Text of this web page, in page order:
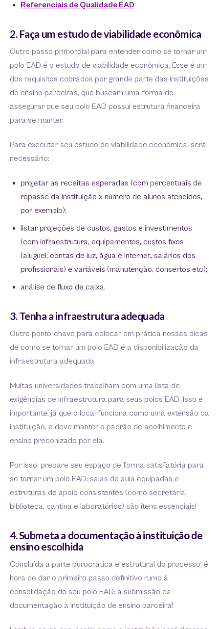
Referenciais de Qualidade EAD
2. Faça um estudo de viabilidade econômica
Outro passo primordial para entender como se tornar um
polo EAD é o estudo de viabilidade econômica. Esse é um
dos requisitos cobrados por grande parte das instituições
de ensino parceiras, que buscam uma forma de
assegurar que seu polo EAD possui estrutura financeira
para se manter.
Para executar seu estudo de viabilidade econômica, será
necessário:
projetar as receitas esperadas (com percentuais de
repasse da instituição x número de alunos atendidos,
por exemplo);
listar projeções de custos, gastos e investimentos
(com infraestrutura, equipamentos, custos fixos
(aluguel, contas de luz, água e internet, salários dos
profissionais) e variáveis (manutenção, consertos etc);
análise de fluxo de caixa.
3. Tenha a infraestrutura adequada
Outro ponto-chave para colocar em prática nossas dicas
de como se tornar um polo EAD é a disponibilização da
infraestrutura adequada.
Muitas universidades trabalham com uma lista de
exigências de infraestrutura para seus polos EAD. Isso é
importante, já que o local funciona como uma extensão da
instituição, e deve manter o padrão de acolhimento e
ensino preconizado por ela.
Por isso, prepare seu espaço de forma satisfatória para
se tornar um polo EAD: salas de aula equipadas e
estruturas de apoio consistentes (como secretaria,
biblioteca, cantina e laboratórios) são itens essenciais!
4. Submeta a documentação à instituição de
ensino escolhida
Concluída a parte burocrática e estrutural do processo, é
hora de dar o primeiro passo definitivo rumo à
consolidação do seu polo EAD: a submissão da
documentação à instituição de ensino parceira!